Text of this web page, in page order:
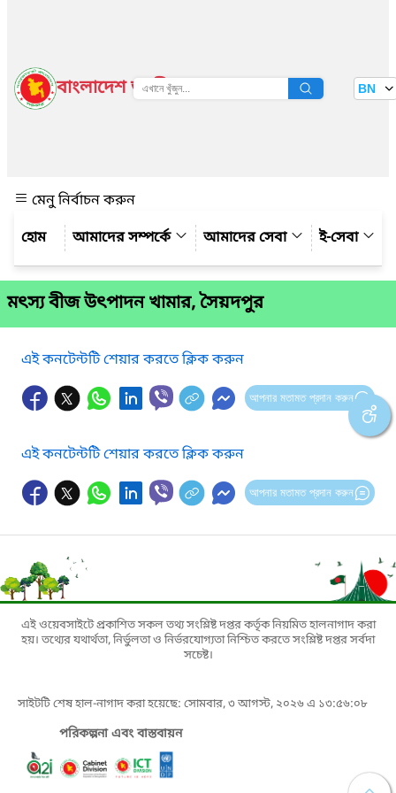
বাংলাদেশ জাতীয় তথ্য বাতায়ন BN
মেনু নির্বাচন করুন
আমাদের সম্পর্কে
আমাদের সেবা ই-সেবা
মৎস্য বীজ উৎপাদন খামার, সৈয়দপুর
এই কনটেন্টটি শেয়ার করতে ক্লিক করুন
আপনার মতামত প্রদান করুন
এই কনটেন্টটি শেয়ার করতে ক্লিক করুন
আপনার মতামত প্রদান করুন
এই ওয়েবসাইটে প্রকাশিত সকল তথ্য সংশ্লিষ্ট দপ্তর কর্তৃক নিয়মিত হালনাগাদ করা
হয়। তথ্যের যথার্থতা, নির্ভুলতা ও নির্ভরযোগ্যতা নিশ্চিত করতে সংশ্লিষ্ট দপ্তর সর্বদা
সচেষ্ট।
সাইটটি শেষ হাল-নাগাদ করা হয়েছে: সোমবার, ৩ আগস্ট, ২০২৬ এ ১৩:৫৬:০৮
পরিকল্পনা এবং বাস্তবায়ন